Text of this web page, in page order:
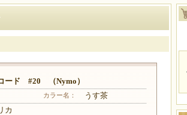
ページ
お気に入りリスト 大口注文はこちら
ード #20 （Nymo）
カラー名： うす茶
カ